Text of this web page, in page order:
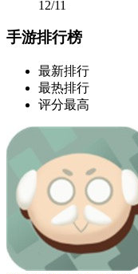
12/11
手游排行榜
最新排行
最热排行
评分最高